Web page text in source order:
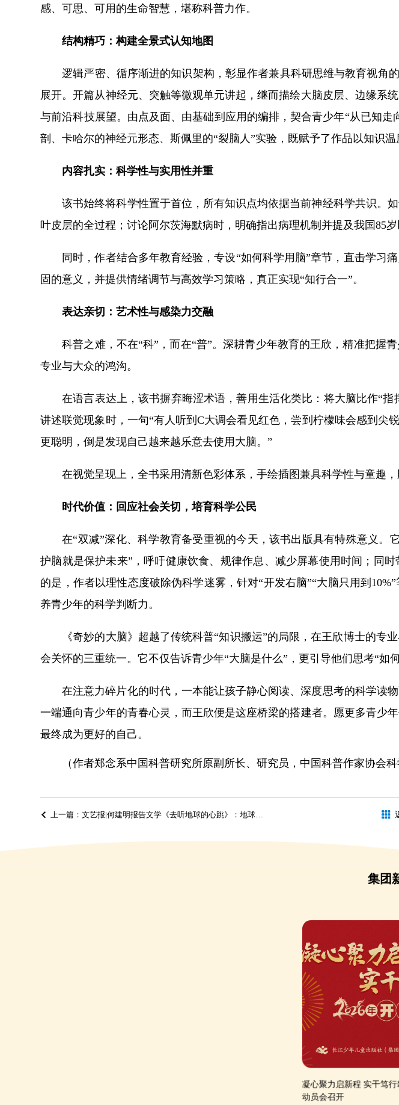
感、可思、可用的生命智慧，堪称科普力作。
结构精巧：构建全景式认知地图
逻辑严密、循序渐进的知识架构，彰显作者兼具科研思维与教育视
展开。开篇从神经元、突触等微观单元讲起，继而描绘大脑皮层、边缘系
与前沿科技展望。由点及面、由基础到应用的编排，契合青少年“从已知
剖、卡哈尔的神经元形态、斯佩里的“裂脑人”实验，既赋予了作品以知识
内容扎实：科学性与实用性并重
该书始终将科学性置于首位，所有知识点均依据当前神经科学共识。
叶皮层的全过程；讨论阿尔茨海默病时，明确指出病理机制并提及我国85岁
同时，作者结合多年教育经验，专设“如何科学用脑”章节，直击学习
固的意义，并提供情绪调节与高效学习策略，真正实现“知行合一”。
表达亲切：艺术性与感染力交融
科普之难，不在“科”，而在“普”。深耕青少年教育的王欣，精准把握
专业与大众的鸿沟。
在语言表达上，该书摒弃晦涩术语，善用生活化类比：将大脑比作“指
讲述联觉现象时，一句“有人听到C大调会看见红色，尝到柠檬味会感到
更聪明，倒是发现自己越来越乐意去使用大脑。”
在视觉呈现上，全书采用清新色彩体系，手绘插图兼具科学性与童趣
时代价值：回应社会关切，培育科学公民
在“双减”深化、科学教育备受重视的今天，该书出版具有特殊意义
护脑就是保护未来”，呼吁健康饮食、规律作息、减少屏幕使用时间；同
的是，作者以理性态度破除伪科学迷雾，针对“开发右脑”“大脑只用到
养青少年的科学判断力。
《奇妙的大脑》超越了传统科普“知识搬运”的局限，在王欣博士的
会关怀的三重统一。它不仅告诉青少年“大脑是什么”，更引导他们思考“如
在注意力碎片化的时代，一本能让孩子静心阅读、深度思考的科学读
一端通向青少年的青春心灵，而王欣便是这座桥梁的搭建者。愿更多青少
最终成为更好的自己。
（作者郑念系中国科普研究所原副所长、研究员，中国科普作家协会科
上一篇：文艺报|何建明报告文学《去听地球的心跳》：地球心跳与中国深度
集团
凝心聚力启新程 实干笃
动员会召开